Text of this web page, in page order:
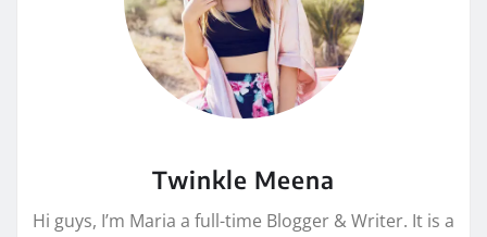
Twinkle Meena
Hi guys, I’m Maria a full-time Blogger & Writer. It is a